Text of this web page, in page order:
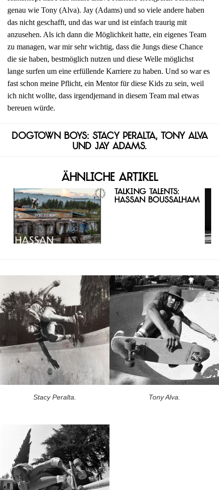
genau wie Tony (Alva). Jay (Adams) und so viele andere haben
das nicht geschafft, und das war und ist einfach traurig mit
anzusehen. Als ich dann die Möglichkeit hatte, ein eigenes Team
zu managen, war mir sehr wichtig, dass die Jungs diese Chance
die sie haben, bestmöglich nutzen und diese Welle möglichst
lange surfen um eine erfüllende Karriere zu haben. Und so war es
fast schon meine Pflicht, ein Mentor für diese Kids zu sein, weil
ich nicht wollte, dass irgendjemand in diesem Team mal etwas
bereuen würde.
Dogtown Boys: Stacy Peralta, Tony Alva
und Jay Adams.
Ähnliche Artikel
Talking Talents:
Hassan Boussalham
Stacy Peralta. Tony Alva.